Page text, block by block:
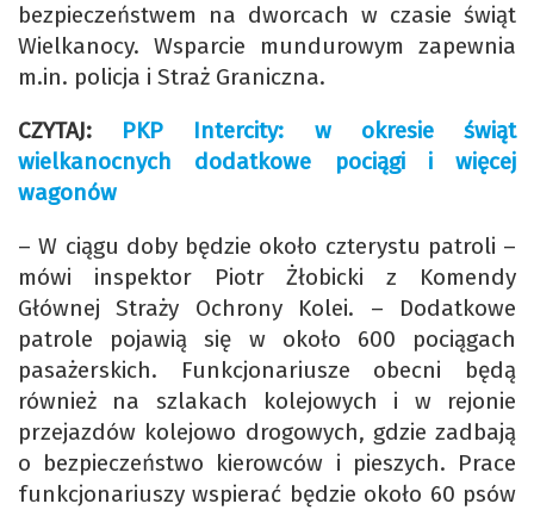
bezpieczeństwem na dworcach w czasie świąt
Wielkanocy. Wsparcie mundurowym zapewnia
m.in. policja i Straż Graniczna.
CZYTAJ: PKP Intercity: w okresie świąt
wielkanocnych dodatkowe pociągi i więcej
wagonów
– W ciągu doby będzie około czterystu patroli –
mówi inspektor Piotr Żłobicki z Komendy
Głównej Straży Ochrony Kolei. – Dodatkowe
patrole pojawią się w około 600 pociągach
pasażerskich. Funkcjonariusze obecni będą
również na szlakach kolejowych i w rejonie
przejazdów kolejowo drogowych, gdzie zadbają
o bezpieczeństwo kierowców i pieszych. Prace
funkcjonariuszy wspierać będzie około 60 psów